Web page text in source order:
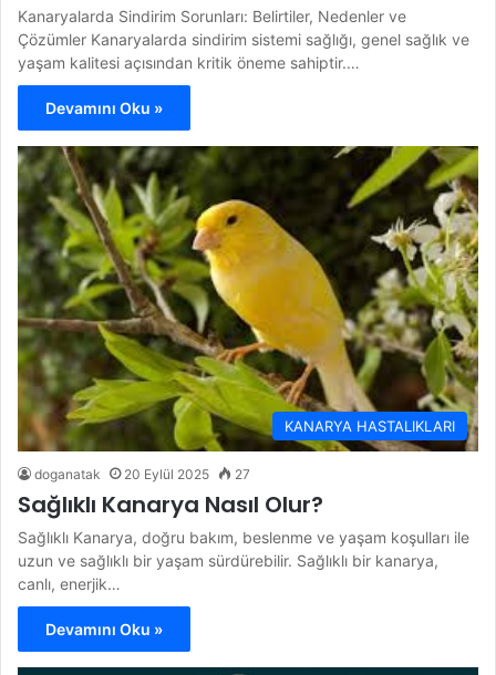
Kanaryalarda Sindirim Sorunları: Belirtiler, Nedenler ve
Çözümler Kanaryalarda sindirim sistemi sağlığı, genel sağlık ve
yaşam kalitesi açısından kritik öneme sahiptir.…
Devamını Oku »
KANARYA HASTALIKLARI
doganatak 20 Eylül 2025 27
Sağlıklı Kanarya Nasıl Olur?
Sağlıklı Kanarya, doğru bakım, beslenme ve yaşam koşulları ile
uzun ve sağlıklı bir yaşam sürdürebilir. Sağlıklı bir kanarya,
canlı, enerjik…
Devamını Oku »